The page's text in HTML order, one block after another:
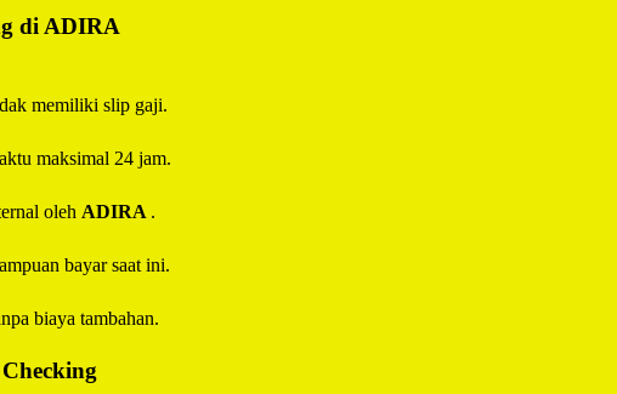
di ADIRA
memiliki slip gaji.
maksimal 24 jam.
oleh ADIRA .
bayar saat ini.
biaya tambahan.